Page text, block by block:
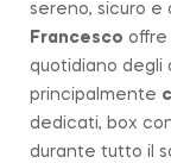
sereno, sicuro e
Francesco offre
quotidiano degli
principalmente
dedicati, box
durante tutto il